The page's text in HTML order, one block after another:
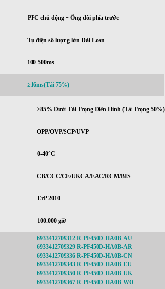
PFC chủ động + Ống đôi phía trước
Tụ điện số lượng lớn Đài Loan
100-500ms
≥16ms(Tải 75%)
≥85% Dưới Tải Trọng Điển Hình (Tải Trọng 50%)
OPP/OVP/SCP/UVP
0-40°C
CB/CCC/CE/UKCA/EAC/RCM/BIS
ErP 2010
100.000 giờ
6933412709312 R-PF450D-HA0B-AU
6933412709329 R-PF450D-HA0B-AR
6933412709336 R-PF450D-HA0B-CN
6933412709343 R-PF450D-HA0B-EU
6933412709350 R-PF450D-HA0B-UK
6933412709367 R-PF450D-HA0B-WO